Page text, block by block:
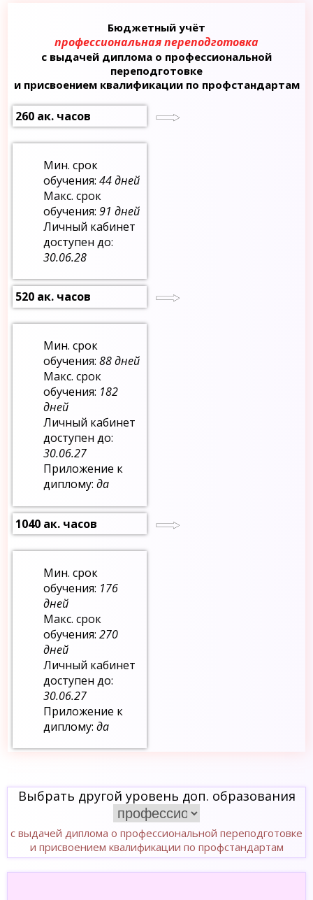
Бюджетный учёт
профессиональная переподготовка
с выдачей диплома о профессиональной
переподготовке
и присвоением квалификации по профстандартам
260 ак. часов
Мин. срок
обучения:44 дней
Макс. срок
обучения:91 дней
Личный кабинет
доступен до:
30.06.28
520 ак. часов
Мин. срок
обучения:88 дней
Макс. срок
обучения: 182
дней
Личный кабинет
доступен до:
30.06.27
Приложение к
диплому:да
1040 ак. часов
Мин. срок
обучения: 176
дней
Макс. срок
обучения:270
дней
Личный кабинет
доступен до:
30.06.27
Приложение к
диплому:да
Выбрать другой уровень доп. образования
с выдачей диплома о профессиональной переподготовке
и присвоением квалификации по профстандартам